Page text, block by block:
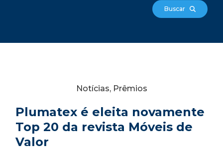
Buscar
Notícias, Prêmios
Plumatex é eleita novamente
Top 20 da revista Móveis de
Valor